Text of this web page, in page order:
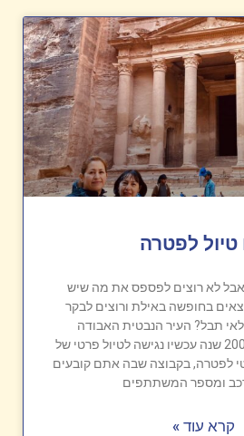
טיול לפטרה
אבל לא רוצים לפספס את מה שיש
בחופשה באילת ורוצים לבקר
תבל? העיר הנבטית האבודה
שנתגלתה שוב לפני 200 שנה עכשיו נגישה לטיול פרטי של
לפטרה, בקבוצה שבה אתם קובעים
ומספר המשתתפים
קרא עוד »